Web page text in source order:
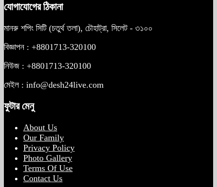
যোগাযোগের ঠিকানা
মানরু শপিং সিটি (চতুর্থ তলা), চৌহাট্রা, সিলেট - ৩১০০
বিজ্ঞাপন : +8801713-320100
নিউজ : +8801713-320100
মেইল : info@desh24live.com
ফুটার মেনু
About Us
Our Family
Privacy Policy
Photo Gallery
Terms Of Use
Contact Us